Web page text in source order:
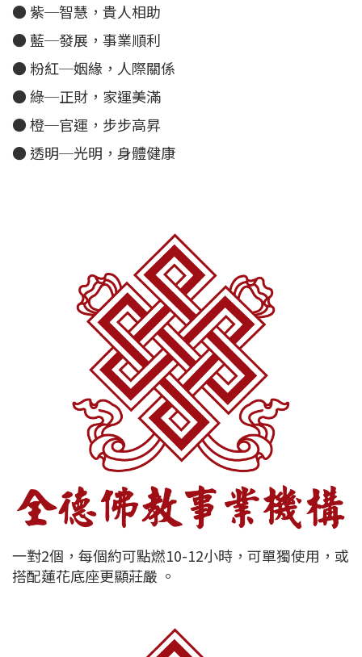
● 紫─智慧，貴人相助
● 藍─發展，事業順利
● 粉紅─姻緣，人際關係
● 綠─正財，家運美滿
● 橙─官運，步步高昇
● 透明─光明，身體健康
一對2個，每個約可點燃10-12小時，可單獨使用，或
搭配蓮花底座更顯莊嚴 。